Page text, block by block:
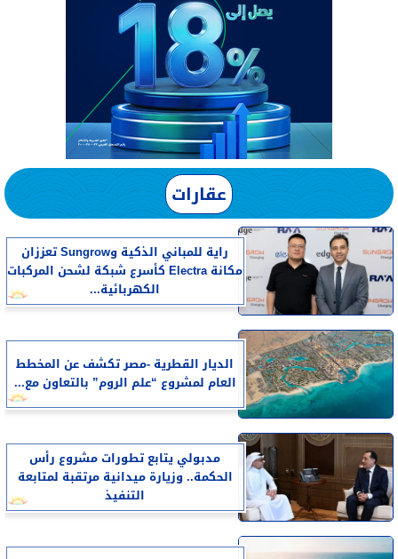
عقارات
راية للمباني الذكية وSungrow تعززان
مكانة Electra كأسرع شبكة لشحن المركبات
الكهربائية...
الديار القطرية -مصر تكشف عن المخطط
العام لمشروع “علم الروم” بالتعاون مع...
مدبولي يتابع تطورات مشروع رأس
الحكمة.. وزيارة ميدانية مرتقبة لمتابعة
التنفيذ